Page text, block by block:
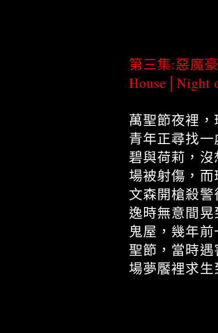
第三集:惡魔
House│Night
萬聖節夜裡
青年正尋找
碧與荷莉，
場被射傷，
文森開槍殺
逸時無意間
鬼屋，幾年
聖節，當時
場夢饜裡求生